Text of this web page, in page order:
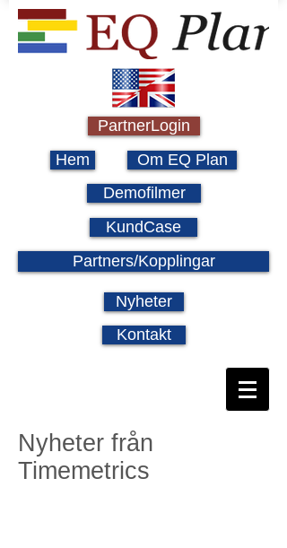
PartnerLogin
Hem
Om EQ Plan
Demofilmer
KundCase
Partners/Kopplingar
Nyheter
Kontakt
Nyheter från
Timemetrics